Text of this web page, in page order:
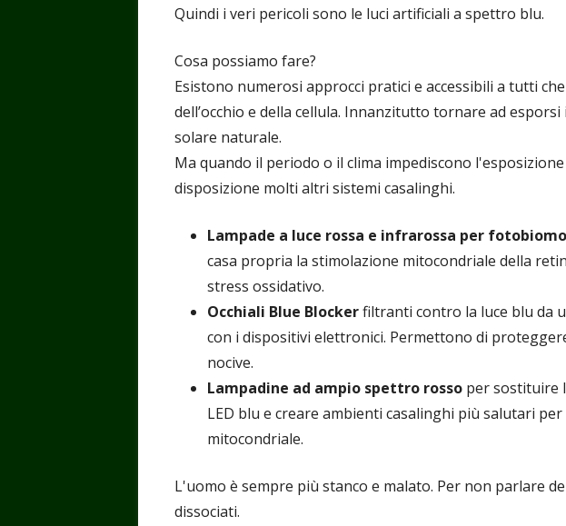
Quindi i veri pericoli sono le luci artificiali a spettro blu.
Cosa possiamo fare?
Esistono numerosi approcci pratici e accessibili a tutti
dell’occhio e della cellula. Innanzitutto tornare ad
solare naturale.
Ma quando il periodo o il clima impediscono
disposizione molti altri sistemi casalinghi.
Lampade a luce rossa e infrarossa per
casa propria la stimolazione mitocondriale della
stress ossidativo.
Occhiali Blue Blockerfiltranti contro la luce blu da
con i dispositivi elettronici. Permettono di
nocive.
Lampadine ad ampio spettro rosso per sostituire
LED blu e creare ambienti casalinghi più salutari
mitocondriale.
L'uomo è sempre più stanco e malato. Per non parlare
dissociati.